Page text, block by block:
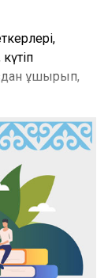
ұшырып,